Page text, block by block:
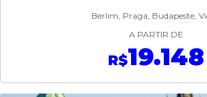
Berlim, Praga, Budapeste,
A PARTIR DE
R$19.148